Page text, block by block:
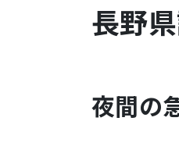
長野県
夜間の